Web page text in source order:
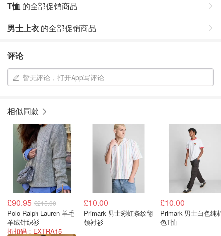
T恤 的全部促销商品
男士上衣 的全部促销商品
评论
暂无评论，打开App写评论
相似同款
£90.95 £215.00
Polo Ralph Lauren 羊毛
羊绒针织衫
折扣码：EXTRA15
£10.00
Primark 男士彩虹条纹翻
领衬衫
£10.00
Primark 男士白色纯棉撞
色T恤